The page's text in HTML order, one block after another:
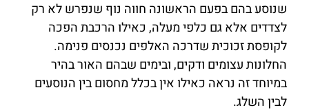
שנוסע בהם בפעם הראשונה חווה נוף שנפרש לא רק
לצדדים אלא גם כלפי מעלה, כאילו הרכבת הפכה
לקופסת זכוכית שדרכה האלפים נכנסים פנימה.
החלונות עצומים ודקים, ובימים שבהם האור בהיר
במיוחד זה נראה כאילו אין בכלל מחסום בין הנוסעים
לבין השלג.